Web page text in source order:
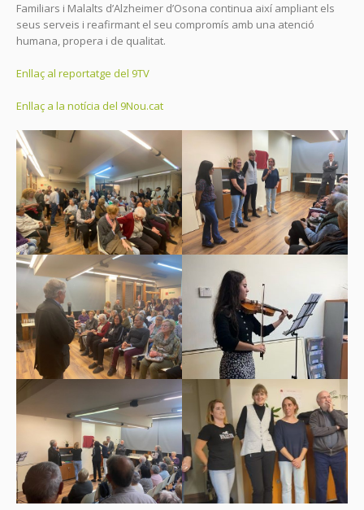
Familiars i Malalts d’Alzheimer d’Osona continua així ampliant els
seus serveis i reafirmant el seu compromís amb una atenció
humana, propera i de qualitat.
Enllaç al reportatge del 9TV
Enllaç a la notícia del 9Nou.cat